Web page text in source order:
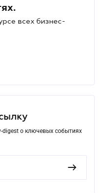
всех бизнес-
digest о ключевых событиях